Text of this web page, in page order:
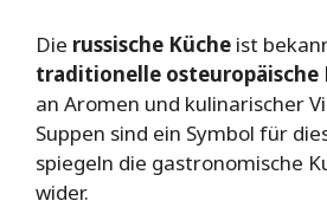
Die russische Küche ist
traditionelle osteuropäische
an Aromen und kulinarischer
Suppen sind ein Symbol für
spiegeln die gastronomische
wider.